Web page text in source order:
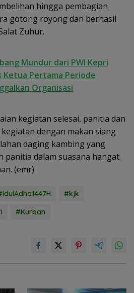
hingga pembagian
gotong royong dan berhasil
Zuhur.
Mundur dari PWI Kepri
Pertama Periode
Organisasi
kegiatan selesai, panitia dan
dengan makan siang
daging kambing yang
panitia dalam suasana hangat
(emr)
#kjk
#Kurban